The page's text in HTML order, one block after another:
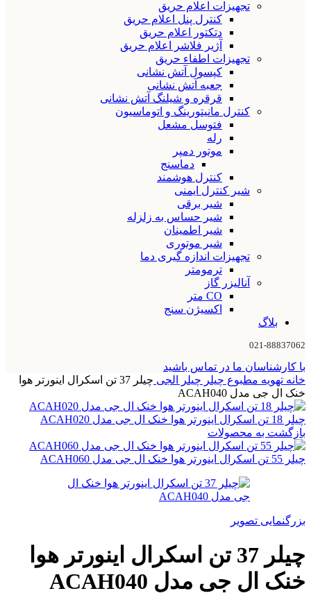
تجهیزات اعلام حریق
کنترل پنل اعلام حریق
دتکتور اعلام حریق
آژیر فلاشر اعلام حریق
تجهیزات اطفاء حریق
کپسول آتش نشانی
جعبه آتش نشانی
قرقره و شیلنگ آتش نشانی
کنترل مانیتورینگ و اتوماسیون
فتوسل مشعل
رله
موتور دمپر
دماسنج
کنترل هوشمند
شیر کنترل ایمنی
شیر برقی
شیر حساس به زلزله
شیر اطمینان
شیر موتوری
تجهیزات اندازه گیری دما
ترمومتر
آنالیزر گاز
CO متر
اکسیژن سنج
بلاگ
021-88837062
با کارشناسان ما در تماس باشید
خانه تهویه مطبوع چیلر چیلر الجی
چیلر 37 تن اسکرال اینورتر هوا
خنک ال جی مدل ACAH040
چیلر 18 تن اسکرال اینورتر هوا خنک ال جی مدل ACAH020
بازگشت به محصولات
چیلر 55 تن اسکرال اینورتر هوا خنک ال جی مدل ACAH060
بزرگنمایی تصویر
چیلر 37 تن اسکرال اینورتر هوا
خنک ال جی مدل ACAH040